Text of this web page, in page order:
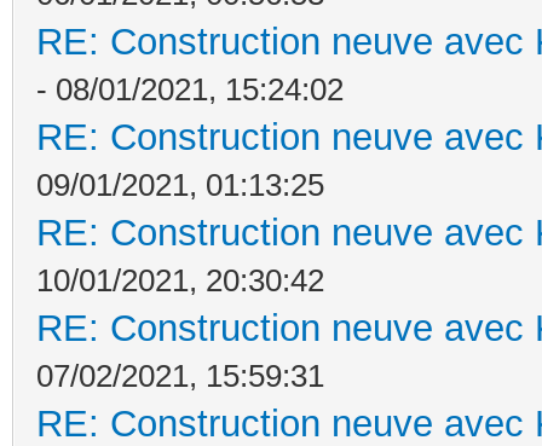
RE: Construction neuve avec
- 08/01/2021, 15:24:02
RE: Construction neuve avec
09/01/2021, 01:13:25
RE: Construction neuve avec
10/01/2021, 20:30:42
RE: Construction neuve avec
07/02/2021, 15:59:31
RE: Construction neuve avec